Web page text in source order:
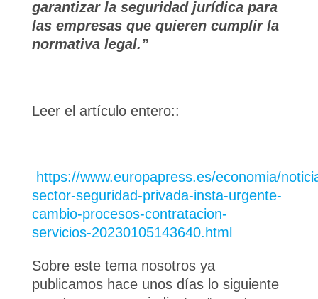
garantizar la seguridad jurídica para
las empresas que quieren cumplir la
normativa legal.”
Leer el artículo entero::
https://www.europapress.es/economia/
sector-seguridad-privada-insta-urgente-
cambio-procesos-contratacion-
servicios-20230105143640.html
Sobre este tema nosotros ya
publicamos hace unos días lo siguiente